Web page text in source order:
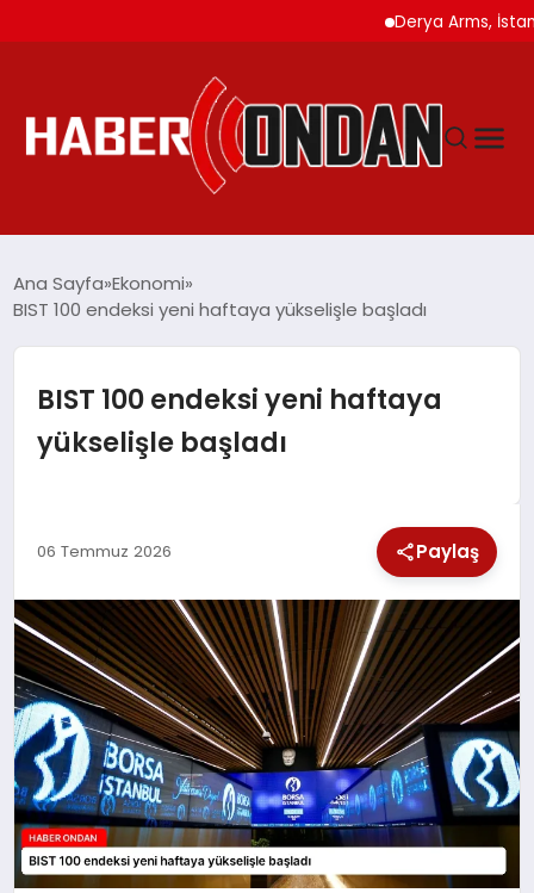
Derya Arms, İstanbul
DÜNYA
SPOR
TEKNOLOJI
YAŞAM
Ana Sayfa Ekonomi
BIST 100 endeksi yeni haftaya yükselişle başladı
BIST 100 endeksi yeni haftaya
yükselişle başladı
06 Temmuz 2026 Paylaş